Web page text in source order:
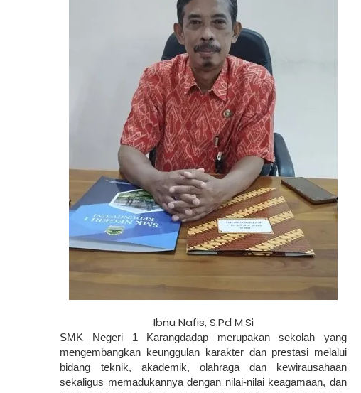
Ibnu Nafis, S.Pd M.Si
SMK Negeri 1 Karangdadap merupakan sekolah yang
mengembangkan keunggulan karakter dan prestasi melalui
bidang teknik, akademik, olahraga dan kewirausahaan
sekaligus memadukannya dengan nilai-nilai keagamaan, dan